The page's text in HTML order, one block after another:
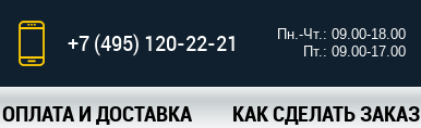
+7 (495) 120-22-21
Пн.-Чт.: 09.00-18.00
Пт.: 09.00-17.00
ОПЛАТА И ДОСТАВКА КАК СДЕЛАТЬ ЗАКАЗ